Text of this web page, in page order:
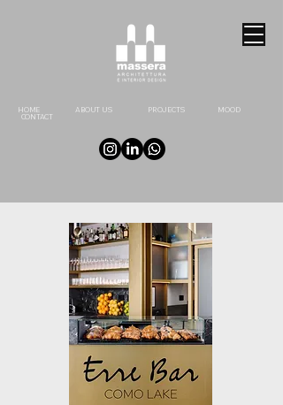
HOME ABOUT US PROJECTS
MOOD
CONTACT